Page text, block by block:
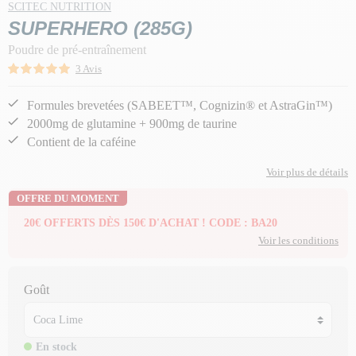
SCITEC NUTRITION
SUPERHERO (285G)
Poudre de pré-entraînement
3 Avis
Formules brevetées (SABEET™, Cognizin® et AstraGin™)
2000mg de glutamine + 900mg de taurine
Contient de la caféine
Voir plus de détails
OFFRE DU MOMENT
20€ OFFERTS DÈS 150€ D'ACHAT ! CODE : BA20
Voir les conditions
Goût
En stock